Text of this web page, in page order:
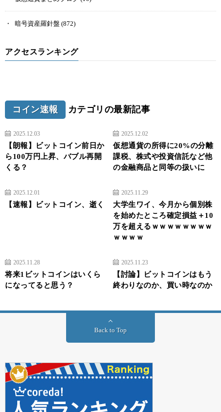
暗号資産羅針盤 (872)
アクセスランキング
コイン速報 カテゴリの最新記事
2025.12.03
【朗報】ビットコイン前日か
ら100万円上昇、バブル再開
くる？
2025.12.02
仮想通貨の所得に20%の分離
課税、株式や投資信託など他
の金融商品と同等の扱いに
2025.12.01
【速報】ビットコイン、逝く
2025.11.29
大学生ワイ、今月から個別株
を始めたところ確定損益＋10
万を超えるｗｗｗｗｗｗｗｗ
ｗｗｗｗ
2025.11.28
将来1ビットコインはいくら
になってると思う？
2025.11.23
【討論】ビットコインはもう
終わりなのか、買い時なのか
Back to Top